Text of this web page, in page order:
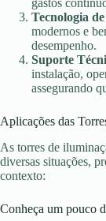
Tecnologia
modernos e
desempenho.
Suporte
instalação,
assegurando
Aplicações das
As torres de
diversas situações,
contexto:
Conheça um pouco